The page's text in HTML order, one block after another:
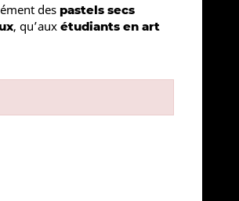
des pastels secs
, qu’auxétudiants en art